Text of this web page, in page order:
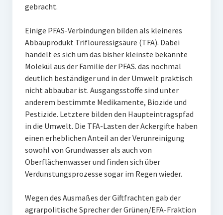
gebracht.
Einige PFAS-Verbindungen bilden als kleineres
Abbauprodukt Triflouressigsäure (TFA). Dabei
handelt es sich um das bisher kleinste bekannte
Molekül aus der Familie der PFAS. das nochmal
deutlich beständiger und in der Umwelt praktisch
nicht abbaubar ist. Ausgangsstoffe sind unter
anderem bestimmte Medikamente, Biozide und
Pestizide. Letztere bilden den Haupteintragspfad
in die Umwelt. Die TFA-Lasten der Ackergifte haben
einen erheblichen Anteil an der Verunreinigung
sowohl von Grundwasser als auch von
Oberflächenwasser und finden sich über
Verdunstungsprozesse sogar im Regen wieder.
Wegen des Ausmaßes der Giftfrachten gab der
agrarpolitische Sprecher der Grünen/EFA-Fraktion